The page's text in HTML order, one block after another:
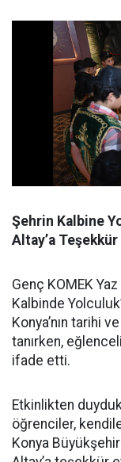
Şehrin Kalbine
Altay’a Teşekkür
Genç KOMEK
Kalbinde
Konya’nın tarihi
tanırken,
ifade etti.
Etkinlikten
öğrenciler,
Konya